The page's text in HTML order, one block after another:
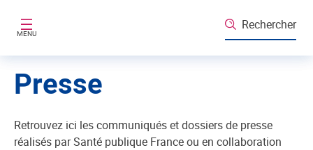
MENU
Rechercher
Presse
Retrouvez ici les communiqués et dossiers de presse
réalisés par Santé publique France ou en collaboration